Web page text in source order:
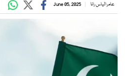
عامر الیاس رانا June 05, 2025